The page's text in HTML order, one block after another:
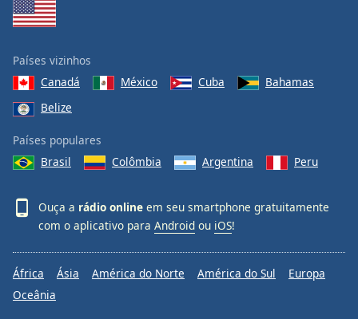
Países vizinhos
Canadá
México Cuba
Bahamas
Belize
Países populares
Brasil
Colômbia Argentina Peru
Ouça a rádio online em seu smartphone gratuitamente
com o aplicativo para Android ou iOS!
África Ásia América do Norte América do Sul
Europa
Oceânia